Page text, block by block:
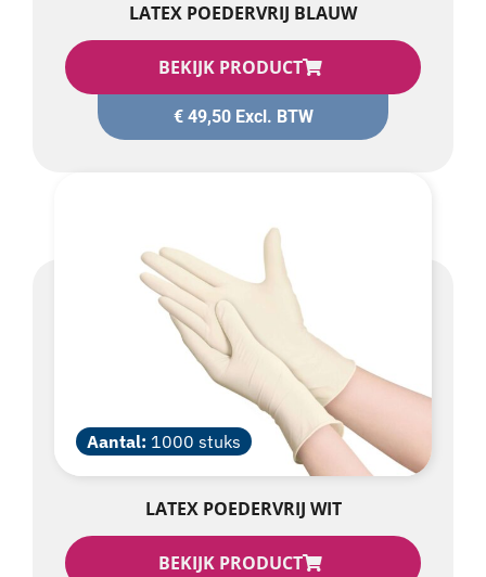
LATEX POEDERVRIJ BLAUW
BEKIJK PRODUCT
€49,50Excl. BTW
Aantal: 1000 stuks
LATEX POEDERVRIJ WIT
BEKIJK PRODUCT